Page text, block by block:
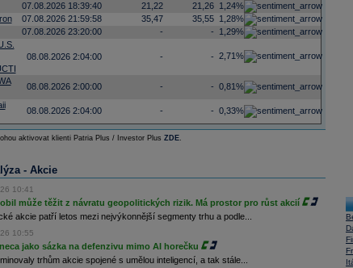
07.08.2026 18:39:40 21,22 21,26
1,24%
07.08.2026 21:59:58 35,47 35,55
1,28%
07.08.2026 23:20:00 - - 1,29%
08.08.2026 2:04:00 - - 2,71%
08.08.2026 2:00:00 - - 0,81%
08.08.2026 2:04:00 - - 0,33%
aktivovat klienti Patria Plus / Investor Plus ZDE.
- Akcie
10:41
může těžit z návratu geopolitických rizik. Má prostor pro růst akcií
akcie patří letos mezi nejvýkonnější segmenty trhu a podle...
10:55
jako sázka na defenzivu mimo AI horečku
trhům akcie spojené s umělou inteligencí, a tak stále...